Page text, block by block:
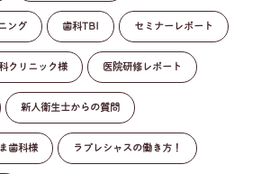
ング 歯科TBI セミナーレポート
クリニック様 医院研修レポート
新人衛生士からの質問
歯科様 ラプレシャスの働き方！